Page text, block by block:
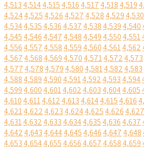
4,5134,5144,5154,5164,5174,5184,519
4,5244,5254,5264,5274,5284,5294,530
4,5344,5354,5364,5374,5384,5394,540
4,5454,5464,5474,5484,5494,5504,551
4,5564,5574,5584,5594,5604,5614,562
4,5674,5684,5694,5704,5714,5724,573
4,5774,5784,5794,5804,5814,5824,583
4,5884,5894,5904,5914,5924,5934,594
4,5994,6004,6014,6024,6034,6044,605
4,6104,6114,6124,6134,6144,6154,616
4,6214,6224,6234,6244,6254,6264,627
4,6314,6324,6334,6344,6354,6364,637
4,6424,6434,6444,6454,6464,6474,648
4,6534,6544,6554,6564,6574,6584,659